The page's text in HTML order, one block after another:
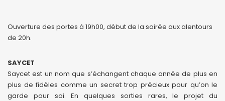
Ouverture des portes à 19h00, début de la soirée aux alentours
de 20h.
SAYCET
Saycet est un nom que s’échangent chaque année de plus en
plus de fidèles comme un secret trop précieux pour qu’on le
garde pour soi. En quelques sorties rares, le projet du